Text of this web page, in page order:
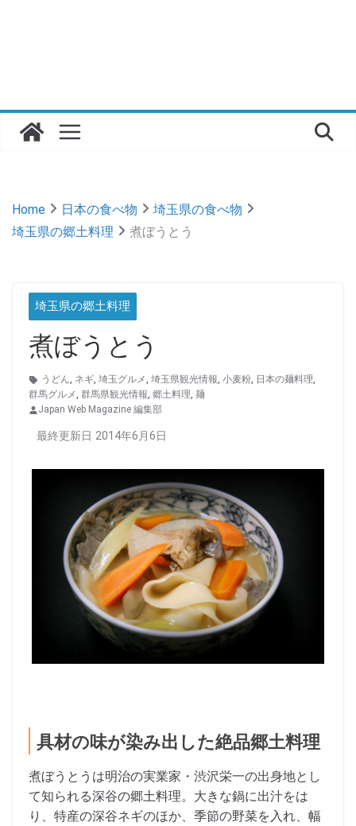
Home 日本の食べ物
埼玉県の食べ物
埼玉県の郷土料理
煮ぼうとう
埼玉県の郷土料理
煮ぼうとう
うどん, ネギ, 埼玉グルメ, 埼玉県観光情報, 小麦粉, 日本の麺料理,
群馬グルメ, 群馬県観光情報, 郷土料理, 麺
Japan Web Magazine 編集部
最終更新日 2014年6月6日
具材の味が染み出した絶品郷土料理
煮ぼうとうは明治の実業家・渋沢栄一の出身地とし
て知られる深谷の郷土料理。大きな鍋に出汁をは
り、特産の深谷ネギのほか、季節の野菜を入れ、幅